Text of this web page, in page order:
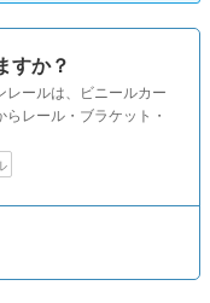
すか？
レールは、ビニールカー
レール・ブラケット・